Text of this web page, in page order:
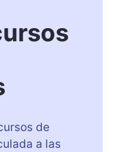
de
a las